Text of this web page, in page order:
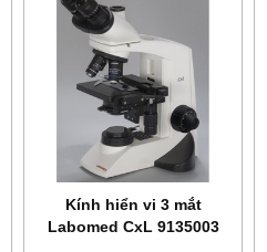
Kính hiển vi 3 mắt
Labomed CxL 9135003